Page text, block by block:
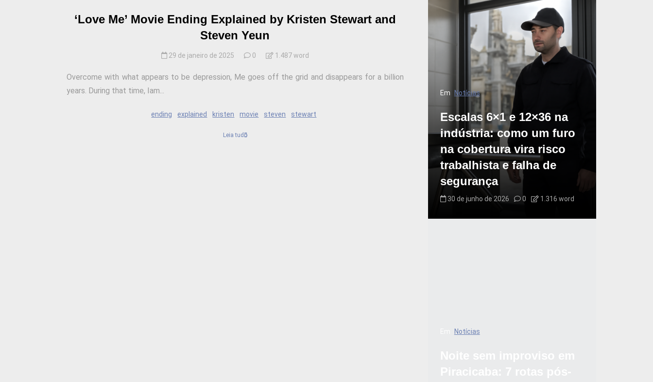
‘Love Me’ Movie Ending Explained by Kristen Stewart and
Steven Yeun
29 de janeiro de 2025 0 1.487 word
Overcome with what appears to be depression, Me goes off the grid and disappears for a billion
years. During that time, Iam...
ending explained kristen movie steven stewart
Leia tudo
Em Notícias
Escalas 6×1 e 12×36 na
indústria: como um furo
na cobertura vira risco
trabalhista e falha de
segurança
30 de junho de 2026 0 1.316 word
Notícias